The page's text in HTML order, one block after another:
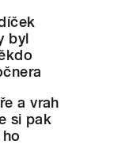
byl
a vrah
si pak